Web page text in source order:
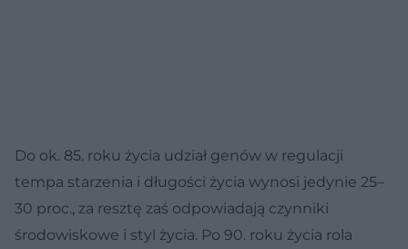
Do ok. 85. roku życia udział genów w regulacji
tempa starzenia i długości życia wynosi jedynie 25–
30 proc., za resztę zaś odpowiadają czynniki
środowiskowe i styl życia. Po 90. roku życia rola